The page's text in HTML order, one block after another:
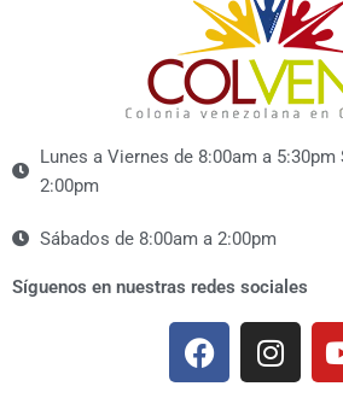
Lunes a Viernes de 8:00am a 5:30pm
2:00pm
Sábados de 8:00am a 2:00pm
Síguenos en nuestras redes sociales
F
a
I
n